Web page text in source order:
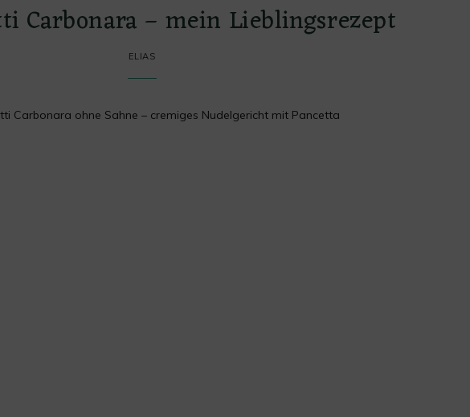
Carbonara – mein Lieblingsrezept
ELIAS